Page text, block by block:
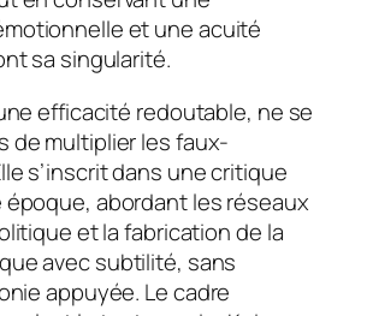
et une acuité
sa singularité.
efficacité redoutable, ne se
de multiplier les faux-
s’inscrit dans une critique
abordant les réseaux
et la fabrication de la
avec subtilité, sans
appuyée. Le cadre